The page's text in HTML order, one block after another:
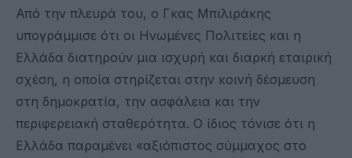
Από την πλευρά του, ο Γκας Μπιλιράκης
υπογράμμισε ότι οι Ηνωμένες Πολιτείες και η
Ελλάδα διατηρούν μια ισχυρή και διαρκή εταιρική
σχέση, η οποία στηρίζεται στην κοινή δέσμευση
στη δημοκρατία, την ασφάλεια και την
περιφερειακή σταθερότητα. Ο ίδιος τόνισε ότι η
Ελλάδα παραμένει «αξιόπιστος σύμμαχος στο